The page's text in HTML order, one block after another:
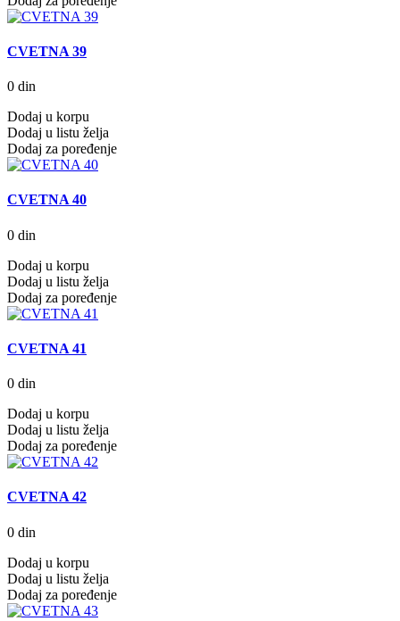
CVETNA 39
0 din
Dodaj u korpu
Dodaj u listu želja
Dodaj za poređenje
CVETNA 40
0 din
Dodaj u korpu
Dodaj u listu želja
Dodaj za poređenje
CVETNA 41
0 din
Dodaj u korpu
Dodaj u listu želja
Dodaj za poređenje
CVETNA 42
0 din
Dodaj u korpu
Dodaj u listu želja
Dodaj za poređenje